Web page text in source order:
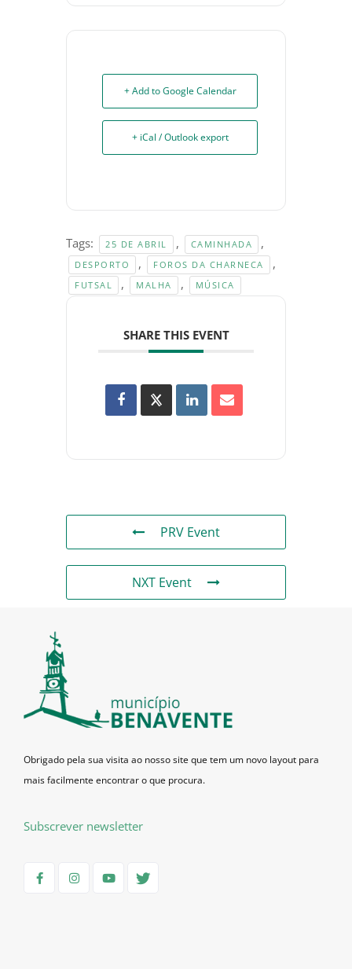
+ Add to Google Calendar
+ iCal / Outlook export
Tags: 25 DE ABRIL , CAMINHADA ,
DESPORTO , FOROS DA CHARNECA ,
FUTSAL , MALHA , MÚSICA
SHARE THIS EVENT
PRV Event
NXT Event
Obrigado pela sua visita ao nosso site que tem um novo layout para
mais facilmente encontrar o que procura.
Subscrever newsletter